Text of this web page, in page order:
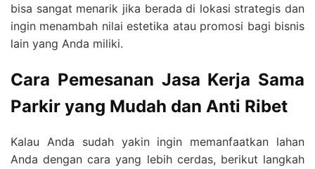
bisa sangat menarik jika berada di lokasi strategis dan
ingin menambah nilai estetika atau promosi bagi bisnis
lain yang Anda miliki.
Cara Pemesanan Jasa Kerja Sama
Parkir yang Mudah dan Anti Ribet
Kalau Anda sudah yakin ingin memanfaatkan lahan
Anda dengan cara yang lebih cerdas, berikut langkah